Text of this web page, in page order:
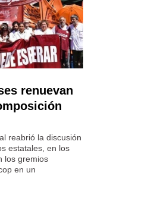
renuevan
reabrió la discusión
estatales, en los
los gremios
en un